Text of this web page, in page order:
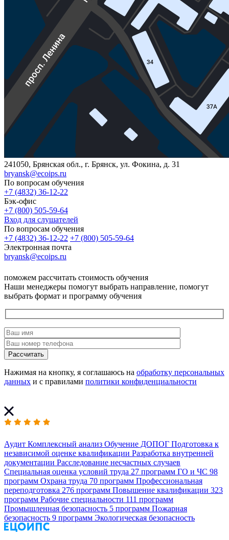
241050, Брянская обл., г. Брянск, ул. Фокина, д. 31
bryansk@ecoips.ru
По вопросам обучения
+7 (4832) 36-12-22
Бэк-офис
+7 (800) 505-59-64
Вход для слушателей
По вопросам обучения
+7 (4832) 36-12-22 +7 (800) 505-59-64
Электронная почта
bryansk@ecoips.ru
поможем рассчитать стоимость обучения
Наши менеджеры помогут выбрать направление, помогут
выбрать формат и программу обучения
Рассчитать
Нажимая на кнопку, я соглашаюсь на обработку персональных
данных и с правилами политики конфиденциальности
Аудит Комплексный анализ Обучение ДОПОГ Подготовка к
независимой оценке квалификации Разработка внутренней
документации Расследование несчастных случаев
Специальная оценка условий труда 27 программ ГО и ЧС 98
программ Охрана труда 70 программ Профессиональная
переподготовка 276 программ Повышение квалификации 323
программ Рабочие специальности 111 программ
Промышленная безопасность 5 программ Пожарная
безопасность 9 программ Экологическая безопасность